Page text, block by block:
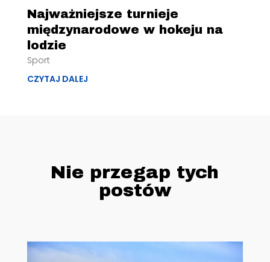
Najważniejsze turnieje
międzynarodowe w hokeju na
lodzie
Sport
CZYTAJ DALEJ
Nie przegap tych
postów